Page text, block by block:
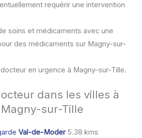
requérir une intervention
soins et médicaments avec une
des médicaments sur Magny-sur-
en urgence à Magny-sur-Tille.
dans les villes à
sur-Tille
Val-de-Moder5.38 kms